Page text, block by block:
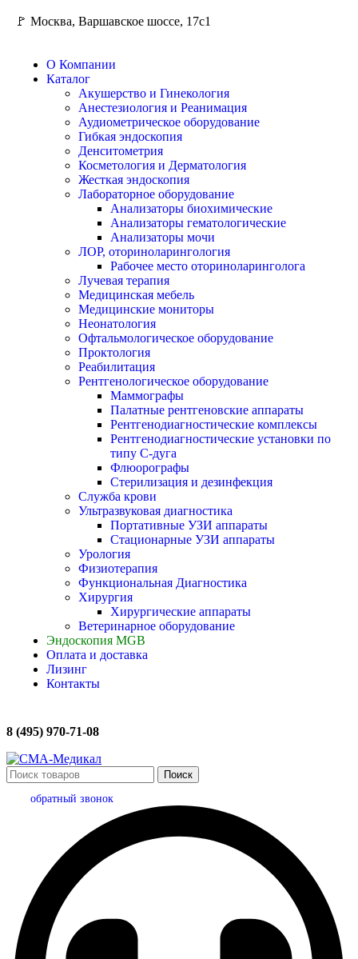
🚩 Москва, Варшавское шоссе, 17с1
О Компании
Каталог
Акушерство и Гинекология
Анестезиология и Реанимация
Аудиометрическое оборудование
Гибкая эндоскопия
Денситометрия
Косметология и Дерматология
Жесткая эндоскопия
Лабораторное оборудование
Анализаторы биохимические
Анализаторы гематологические
Анализаторы мочи
ЛОР, оториноларингология
Рабочее место оториноларинголога
Лучевая терапия
Медицинская мебель
Медицинские мониторы
Неонатология
Офтальмологическое оборудование
Проктология
Реабилитация
Рентгенологическое оборудование
Маммографы
Палатные рентгеновские аппараты
Рентгенодиагностические комплексы
Рентгенодиагностические установки по
типу С-дуга
Флюорографы
Стерилизация и дезинфекция
Служба крови
Ультразвуковая диагностика
Портативные УЗИ аппараты
Стационарные УЗИ аппараты
Урология
Физиотерапия
Функциональная Диагностика
Хирургия
Хирургические аппараты
Ветеринарное оборудование
Эндоскопия MGB
Оплата и доставка
Лизинг
Контакты
8 (495) 970-71-08
Поиск
обратный звонок